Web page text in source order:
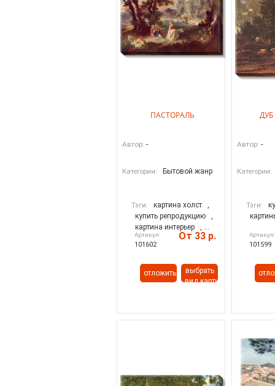
ПАСТОРАЛЬ
Автор: -
Категории: Бытовой жанр
Тэги: картина холст
,
купить репродукцию
,
картина интерьер
, ...
Артикул:
101602
От 33 р.
отложить
выбрать
вид картины
Автор: -
Категории:
Тэги:
Артикул:
101599